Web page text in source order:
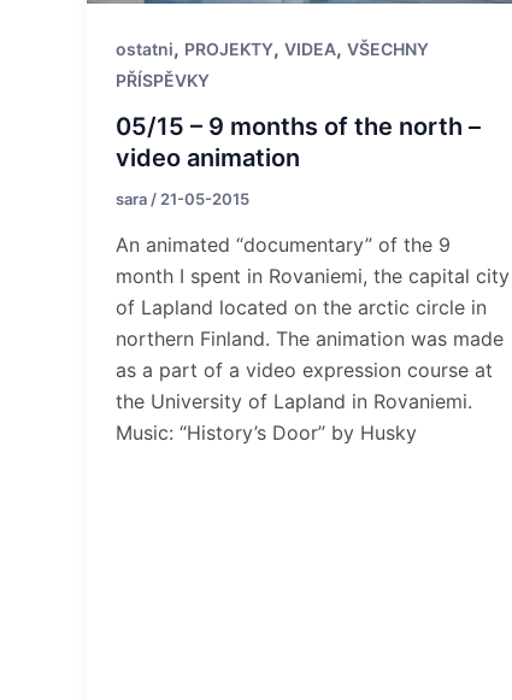
ostatni, PROJEKTY, VIDEA, VŠECHNY
PŘÍSPĚVKY
05/15 – 9 months of the north –
video animation
sara / 21-05-2015
An animated “documentary” of the 9
month I spent in Rovaniemi, the capital city
of Lapland located on the arctic circle in
northern Finland. The animation was made
as a part of a video expression course at
the University of Lapland in Rovaniemi.
Music: “History’s Door” by Husky